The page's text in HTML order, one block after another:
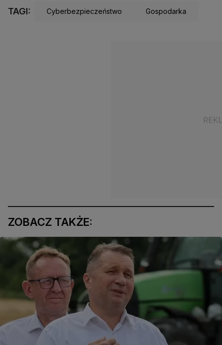
TAGI: Cyberbezpieczeństwo Gospodarka
ZOBACZ TAKŻE: